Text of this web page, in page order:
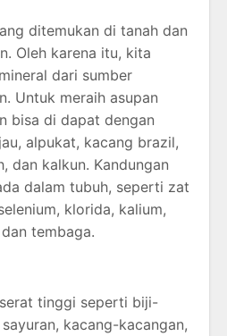
ditemukan di tanah dan
Oleh karena itu, kita
dari sumber
Untuk meraih asupan
bisa di dapat dengan
alpukat, kacang brazil,
dan kalkun. Kandungan
dalam tubuh, seperti zat
klorida, kalium,
tembaga.
tinggi seperti biji-
kacang-kacangan,